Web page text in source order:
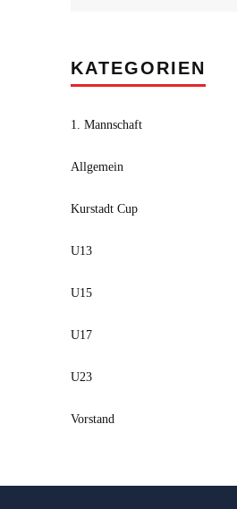
KATEGORIEN
1. Mannschaft
Allgemein
Kurstadt Cup
U13
U15
U17
U23
Vorstand